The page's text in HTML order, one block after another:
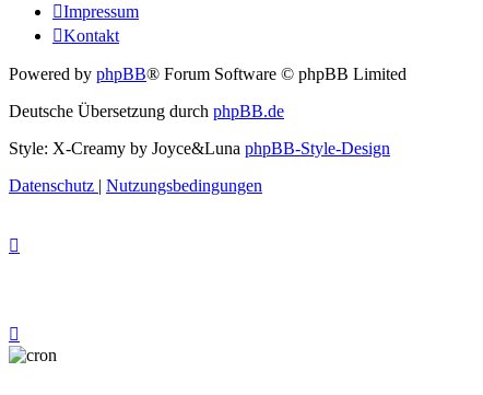
Impressum
Kontakt
Powered by phpBB® Forum Software © phpBB Limited
Deutsche Übersetzung durch phpBB.de
Style: X-Creamy by Joyce&Luna phpBB-Style-Design
Datenschutz | Nutzungsbedingungen